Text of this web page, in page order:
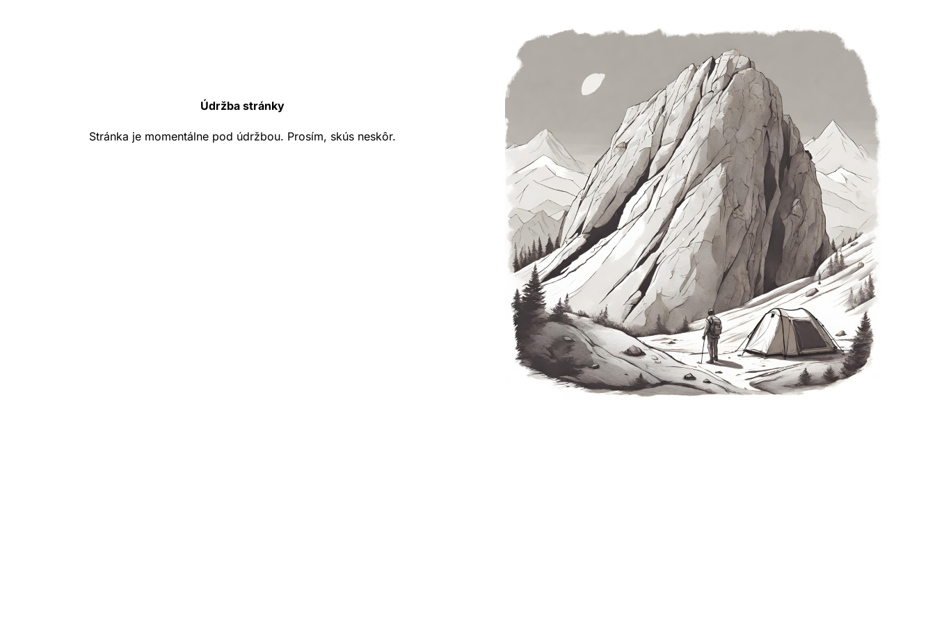
Údržba stránky
Stránka je momentálne pod údržbou. Prosím, skús neskôr.